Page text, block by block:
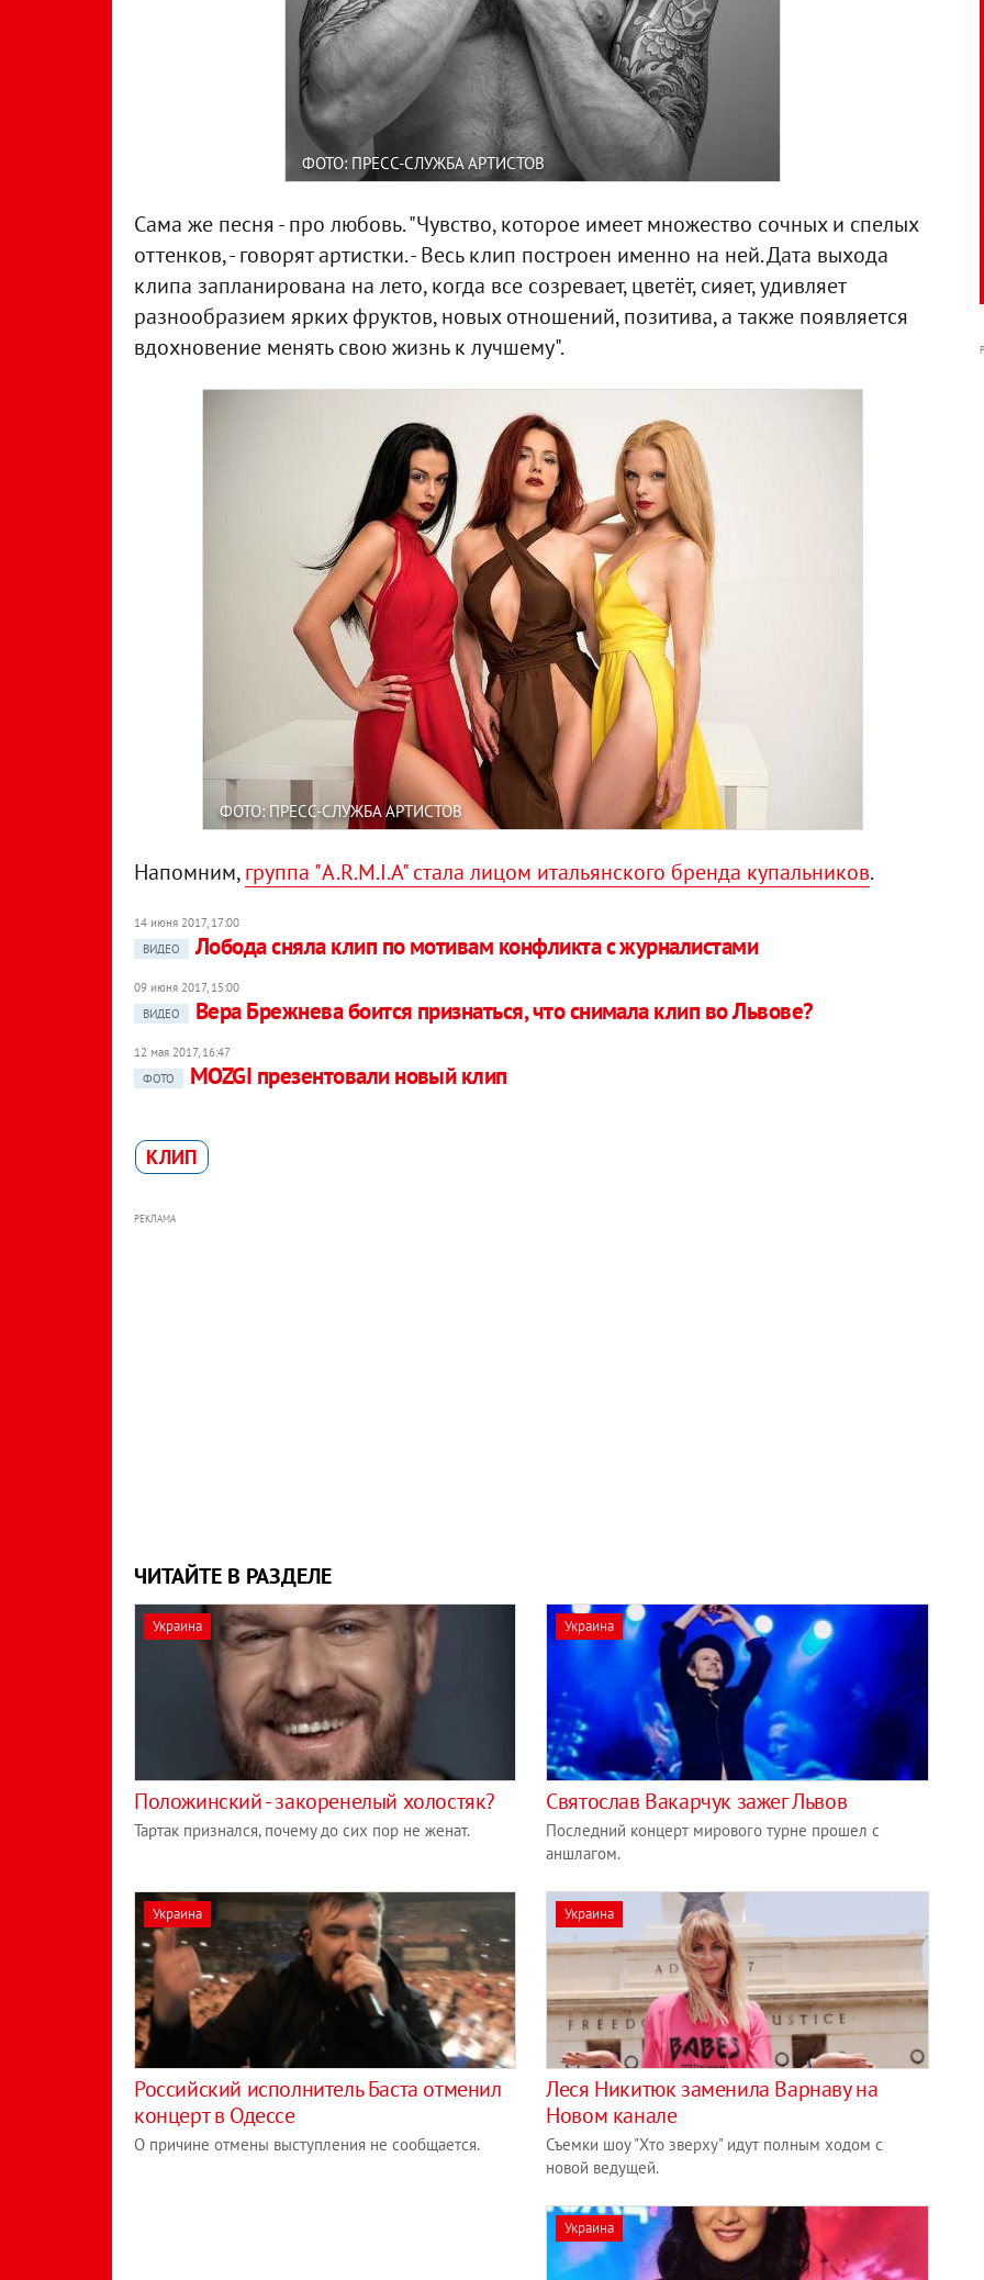
ФОТО: ПРЕСС-СЛУЖБА АРТИСТОВ
Сама же песня - про любовь. "Чувство, которое имеет множество сочных и спелых
оттенков, - говорят артистки. - Весь клип построен именно на ней. Дата выхода
клипа запланирована на лето, когда все созревает, цветёт, сияет, удивляет
разнообразием ярких фруктов, новых отношений, позитива, а также появляется
вдохновение менять свою жизнь к лучшему".
ФОТО: ПРЕСС-СЛУЖБА АРТИСТОВ
Напомним,группа "A.R.M.I.A" стала лицом итальянского бренда купальников.
14 июня 2017, 17:00
ВИДЕО
Лобода сняла клип по мотивам конфликта с журналистами
09 июня 2017, 15:00
ВИДЕО
Вера Брежнева боится признаться, что снимала клип во Львове?
12 мая 2017, 16:47
ФОТО
MOZGI презентовали новый клип
КЛИП
РЕКЛАМА
ЧИТАЙТЕ В РАЗДЕЛЕ
Украина
Положинский - закоренелый холостяк?
Тартак признался, почему до сих пор не женат.
Украина
Святослав Вакарчук зажег Львов
Последний концерт мирового турне прошел с
аншлагом.
Украина
Российский исполнитель Баста отменил
концерт в Одессе
О причине отмены выступления не сообщается.
Украина
Леся Никитюк заменила Варнаву на
Новом канале
Съемки шоу "Хто зверху" идут полным ходом с
новой ведущей.
Украина